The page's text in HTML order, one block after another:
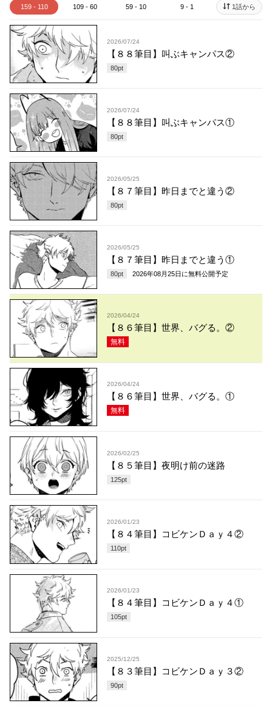
159 - 110 109 - 60 59 - 10 9 - 1 1話から
2026/07/24
【８８筆目】叫ぶキャンパス②
80pt
2026/07/24
【８８筆目】叫ぶキャンパス①
80pt
2026/05/25
【８７筆目】昨日までと違う②
80pt
2026/05/25
【８７筆目】昨日までと違う①
80pt 2026年08月25日 に無料公開予定
2026/04/24
【８６筆目】世界、バグる。②
無料
2026/04/24
【８６筆目】世界、バグる。①
無料
2026/02/25
【８５筆目】夜明け前の迷路
125pt
2026/01/23
【８４筆目】コビケンＤａｙ４②
110pt
2026/01/23
【８４筆目】コビケンＤａｙ４①
105pt
2025/12/25
【８３筆目】コビケンＤａｙ３②
90pt